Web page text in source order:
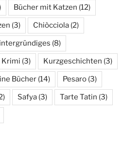
Bücher mit Katzen (12)
(3) Chiòcciola (2)
(8)
Krimi (3) Kurzgeschichten (3)
Bücher (14) Pesaro (3)
Safya (3) Tarte Tatin (3)